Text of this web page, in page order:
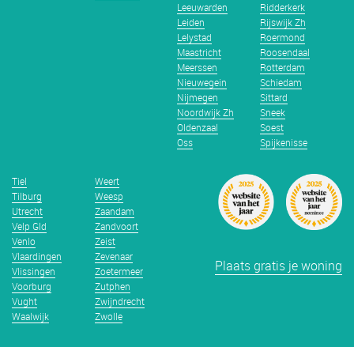
Leeuwarden
Leiden
Lelystad
Maastricht
Meerssen
Nieuwegein
Nijmegen
Noordwijk Zh
Oldenzaal
Oss
Ridderkerk
Rijswijk Zh
Roermond
Roosendaal
Rotterdam
Schiedam
Sittard
Sneek
Soest
Spijkenisse
Tiel
Tilburg
Utrecht
Velp Gld
Venlo
Vlaardingen
Vlissingen
Voorburg
Vught
Waalwijk
Weert
Weesp
Zaandam
Zandvoort
Zeist
Zevenaar
Zoetermeer
Zutphen
Zwijndrecht
Zwolle
Plaats gratis je woning